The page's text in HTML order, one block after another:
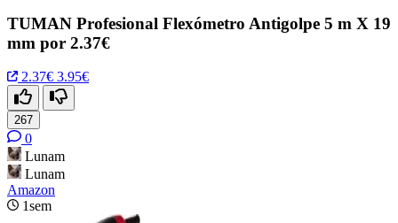
TUMAN Profesional Flexómetro Antigolpe 5 m X 19
mm por 2.37€
2.37€ 3.95€
267
0
Lunam
Lunam
Amazon
1sem